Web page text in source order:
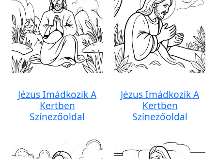
Jézus Imádkozik A
Kertben
Színezőoldal
Jézus Imádkozik A
Kertben
Színezőoldal